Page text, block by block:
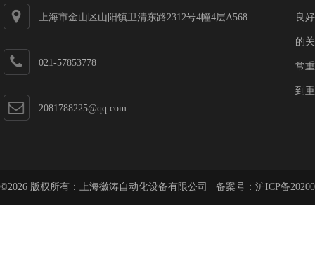
上海市金山区山阳镇卫清东路2312号4幢4层A568
021-57853778
2081788225@qq.com
良
的
常
到
©2026 版权所有：上海徽涛自动化设备有限公司 备案号： 沪ICP备